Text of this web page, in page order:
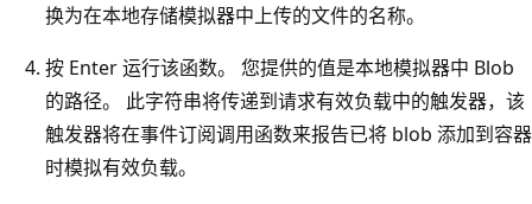
换为在本地存储模拟器中上传的文件的名称。
按 Enter 运行该函数。 您提供的值是本地模拟器中 Blob
的路径。 此字符串将传递到请求有效负载中的触发器，该
触发器将在事件订阅调用函数来报告已将 blob 添加到容器
时模拟有效负载。